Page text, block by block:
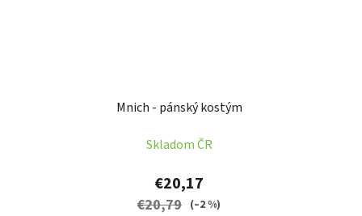
Mnich - pánský kostým
Skladom ČR
€20,17
€20,79 (–2 %)